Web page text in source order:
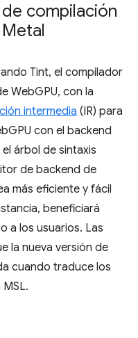
compilación
Tint, el compilador
WebGPU, con la
intermedia (IR) para
con el backend
árbol de sintaxis
de backend de
más eficiente y fácil
beneficiará
a los usuarios. Las
la nueva versión de
cuando traduce los